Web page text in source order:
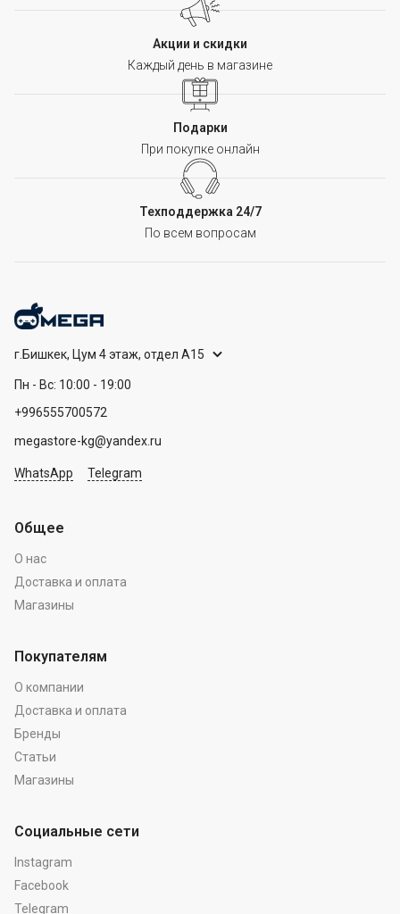
Акции и скидки
Каждый день в магазине
Подарки
При покупке онлайн
Техподдержка 24/7
По всем вопросам
г.Бишкек, Цум 4 этаж, отдел А15
Пн - Вс: 10:00 - 19:00
+996555700572
megastore-kg@yandex.ru
WhatsApp Telegram
Общее
О нас
Доставка и оплата
Магазины
Покупателям
О компании
Доставка и оплата
Бренды
Статьи
Магазины
Социальные сети
Instagram
Facebook
Telegram